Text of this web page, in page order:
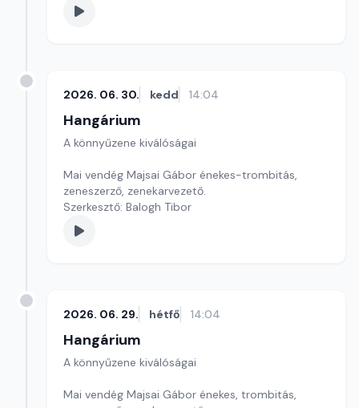
2026. 06. 30. kedd 14:04
Hangárium
A könnyűzene kiválóságai
Mai vendég Majsai Gábor énekes-trombitás,
zeneszerző, zenekarvezető.
Szerkesztő: Balogh Tibor
2026. 06. 29. hétfő 14:04
Hangárium
A könnyűzene kiválóságai
Mai vendég Majsai Gábor énekes, trombitás,